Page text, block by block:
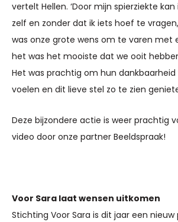
vertelt Hellen. ‘Door mijn spierziekte
zelf en zonder dat ik iets hoef te
was onze grote wens om te varen met
het was het mooiste dat we ooit
Het was prachtig om hun
voelen en dit lieve stel zo te zien
Deze bijzondere actie is weer prachtig
video door onze partner Beeldspraak!
Voor Sara laat wensen uitkomen
Stichting Voor Sara is dit jaar een